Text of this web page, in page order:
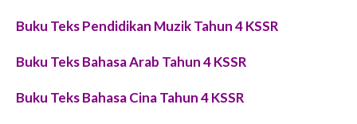
Buku Teks Pendidikan Muzik Tahun 4 KSSR
Buku Teks Bahasa Arab Tahun 4 KSSR
Buku Teks Bahasa Cina Tahun 4 KSSR